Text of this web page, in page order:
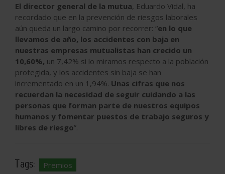
El director general de la mutua, Eduardo Vidal, ha
recordado que en la prevención de riesgos laborales
aún queda un largo camino por recorrer: “en lo que
llevamos de año, los accidentes con baja en
nuestras empresas mutualistas han crecido un
10,60%, un 7,42% si lo miramos respecto a la población
protegida, y los accidentes sin baja se han
incrementado en un 1,94%. Unas cifras que nos
recuerdan la necesidad de seguir cuidando a las
personas que forman parte de nuestros equipos
humanos y fomentar puestos de trabajo seguros y
libres de riesgo”.
Tags: Premios